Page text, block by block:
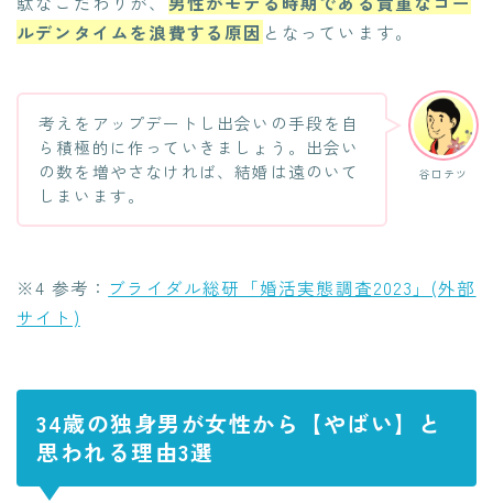
ルデンタイムを浪費する原因 となっています。
谷口テツ
考えをアップデートし出会いの手段を自
ら積極的に作っていきましょう。出会い
の数を増やさなければ、結婚は遠のいて
しまいます。
※4 参考： ブライダル総研「婚活実態調査2023」(外部
サイト)
34歳の独身男が女性から【やばい】と
思われる理由3選